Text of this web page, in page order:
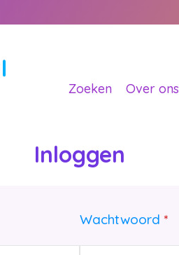
Zoeken Over ons
Inloggen
Wachtwoord *